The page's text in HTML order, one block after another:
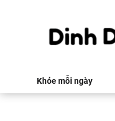
Khỏe mỗi ngày